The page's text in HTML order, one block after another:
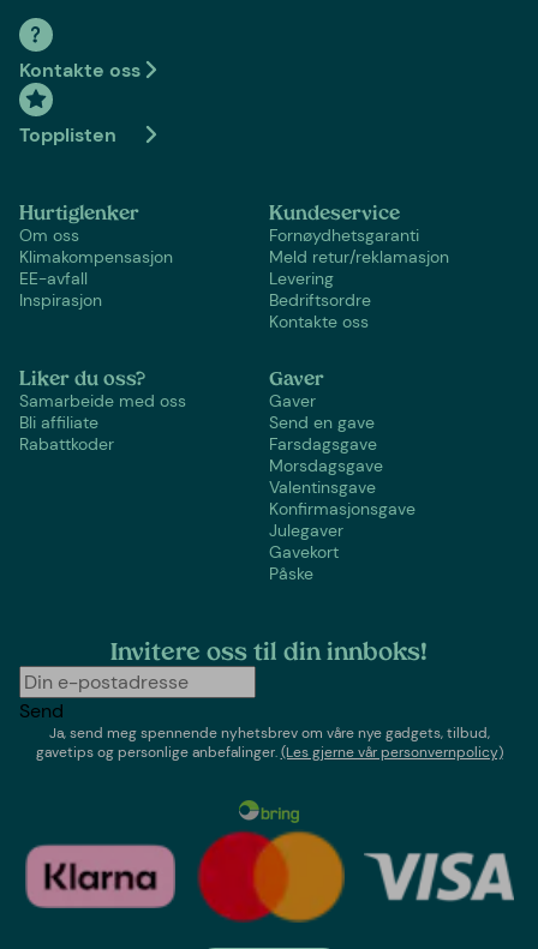
Kontakte oss
Topplisten
Hurtiglenker
Om oss
Klimakompensasjon
EE-avfall
Inspirasjon
Kundeservice
Fornøydhetsgaranti
Meld retur/reklamasjon
Levering
Bedriftsordre
Kontakte oss
Liker du oss?
Samarbeide med oss
Bli affiliate
Rabattkoder
Gaver
Gaver
Send en gave
Farsdagsgave
Morsdagsgave
Valentinsgave
Konfirmasjonsgave
Julegaver
Gavekort
Påske
Invitere oss til din innboks!
Send
Ja, send meg spennende nyhetsbrev om våre nye gadgets, tilbud,
gavetips og personlige anbefalinger.(Les gjerne vår personvernpolicy)